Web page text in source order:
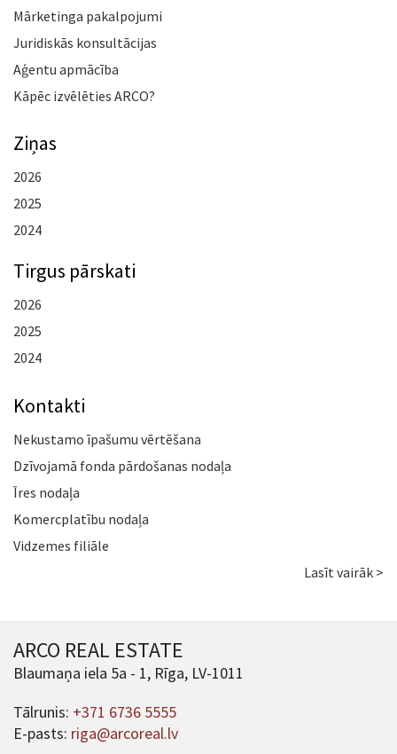
Mārketinga pakalpojumi
Juridiskās konsultācijas
Aģentu apmācība
Kāpēc izvēlēties ARCO?
Ziņas
2026
2025
2024
Tirgus pārskati
2026
2025
2024
Kontakti
Nekustamo īpašumu vērtēšana
Dzīvojamā fonda pārdošanas nodaļa
Īres nodaļa
Komercplatību nodaļa
Vidzemes filiāle
Lasīt vairāk >
ARCO REAL ESTATE
Blaumaņa iela 5a - 1, Rīga, LV-1011
Tālrunis: +371 6736 5555
E-pasts: riga@arcoreal.lv